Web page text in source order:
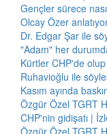
Gençler sürece
Olcay Özer
Dr. Edgar Şar ile
"Adam" her
Kürtler CHP'de
Ruhavioğlu ile
Kasım ayında
Özgür Özel TGRT
CHP'nin gidişatı |
Özgür Özel TGRT